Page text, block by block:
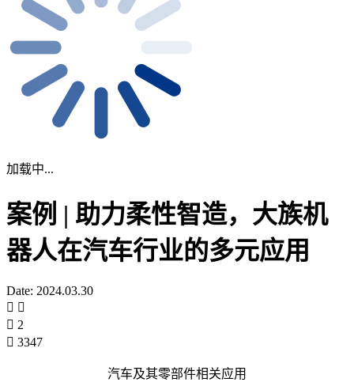
加载中...
案例 | 助力柔性智造，大族机
器人在汽车行业的多元应用
Date: 2024.03.30
2
3347
汽车及其零部件相关应用